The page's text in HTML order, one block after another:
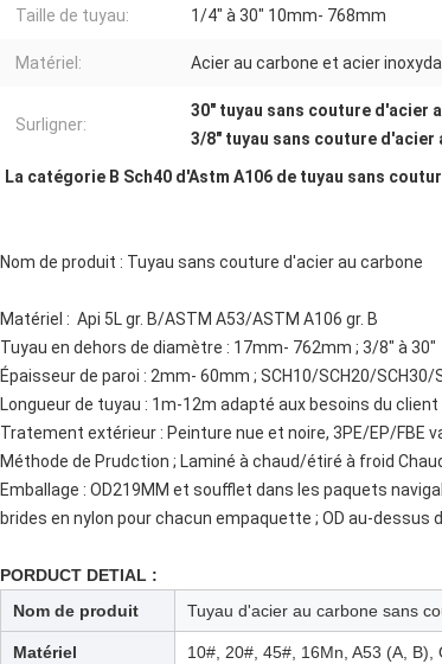
Taille de tuyau: 1/4" à 30" 10mm- 768mm
Matériel: Acier au carbone et acier
Surligner:
30" tuyau sans couture d'acier
3/8" tuyau sans couture d'acier
La catégorie B Sch40 d'Astm A106 de tuyau sans
Nom de produit : Tuyau sans couture d'acier au carbone
Matériel : Api 5L gr. B/ASTM A53/ASTM A106 gr. B
Tuyau en dehors de diamètre : 17mm- 762mm ; 3/8" à 30"
Épaisseur de paroi : 2mm- 60mm ; SCH10/SCH20/
Longueur de tuyau : 1m-12m adapté aux besoins du client
Tratement extérieur : Peinture nue et noire, 3PE/EP/FBE
Méthode de Prudction ; Laminé à chaud/étiré à froid
Emballage : OD219MM et soufflet dans les paquets
brides en nylon pour chacun empaquette ; OD au-
PORDUCT DETIAL :
Nom de produit
Tuyau d'acier au carbone sans
Matériel
10#, 20#, 45#, 16Mn, A53 (A,